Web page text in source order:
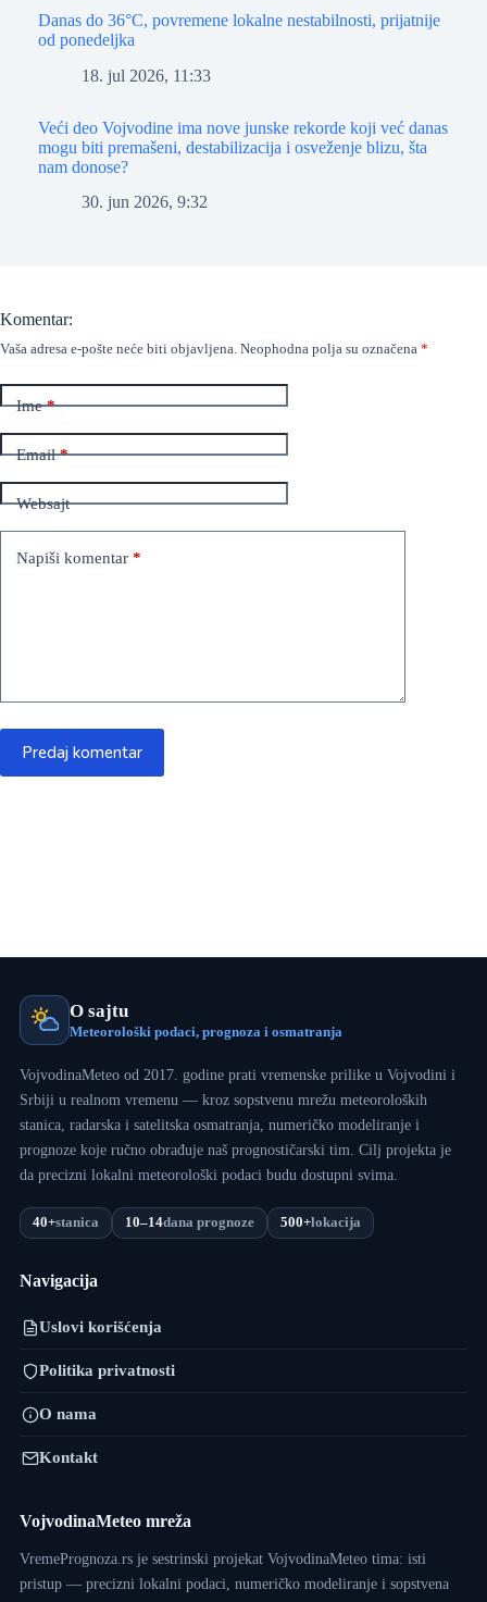
Danas do 36°C, povremene lokalne nestabilnosti, prijatnije
od ponedeljka
18. jul 2026, 11:33
Veći deo Vojvodine ima nove junske rekorde koji već danas
mogu biti premašeni, destabilizacija i osveženje blizu, šta
nam donose?
30. jun 2026, 9:32
Komentar:
Vaša adresa e-pošte neće biti objavljena. Neophodna polja su označena *
Ime*
Email*
Websajt
Napiši komentar *
Predaj komentar
O sajtu
Meteorološki podaci, prognoza i osmatranja
VojvodinaMeteo od 2017. godine prati vremenske prilike u Vojvodini i
Srbiji u realnom vremenu — kroz sopstvenu mrežu meteoroloških
stanica, radarska i satelitska osmatranja, numeričko modeliranje i
prognoze koje ručno obrađuje naš prognostičarski tim. Cilj projekta je
da precizni lokalni meteorološki podaci budu dostupni svima.
40+stanica 10–14dana prognoze 500+lokacija
Navigacija
Uslovi korišćenja
Politika privatnosti
O nama
Kontakt
VojvodinaMeteo mreža
VremePrognoza.rs je sestrinski projekat VojvodinaMeteo tima: isti
pristup — precizni lokalni podaci, numeričko modeliranje i sopstvena